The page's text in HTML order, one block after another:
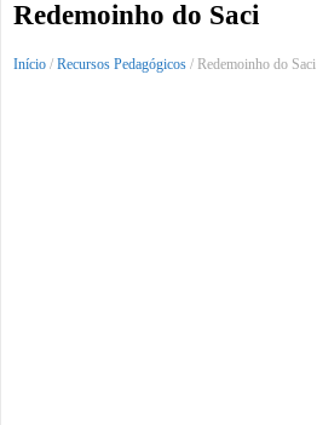
Redemoinho do Saci
Início / Recursos Pedagógicos / Redemoinho do Saci